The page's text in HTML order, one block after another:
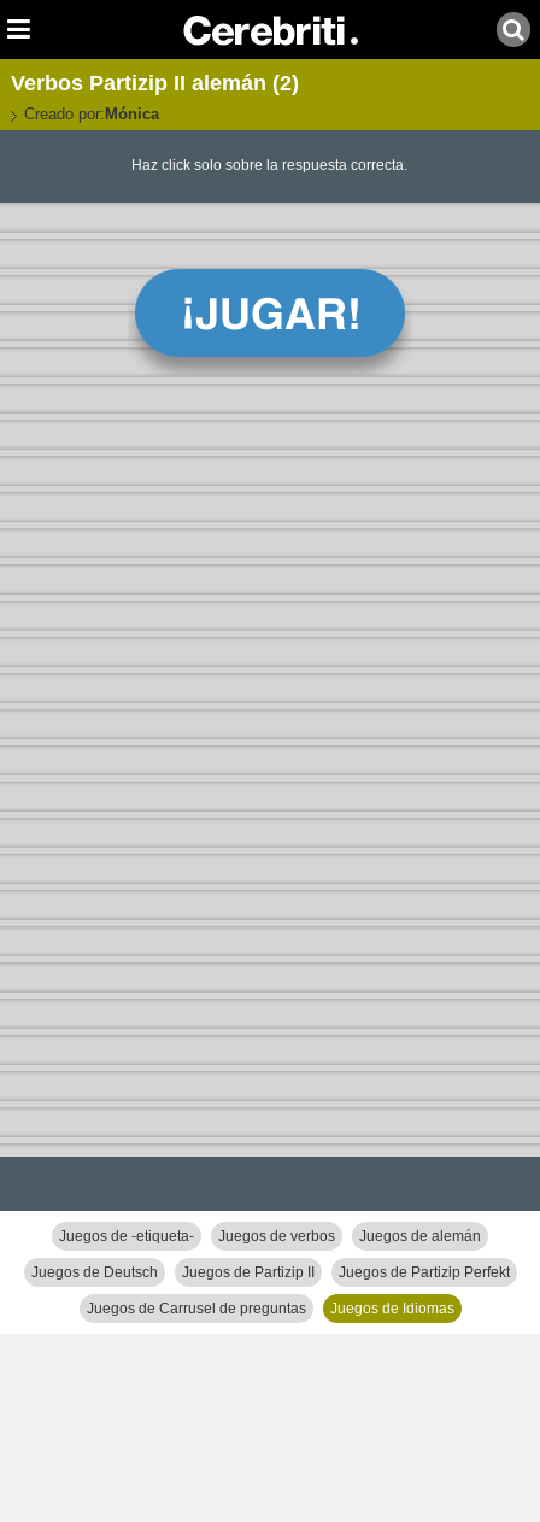
Verbos Partizip II alemán (2)
Creado por: Mónica
Haz click solo sobre la respuesta correcta.
Juegos de -etiqueta- Juegos de verbos Juegos de alemán
Juegos de Deutsch Juegos de Partizip II Juegos de Partizip Perfekt
Juegos de Carrusel de preguntas Juegos de Idiomas